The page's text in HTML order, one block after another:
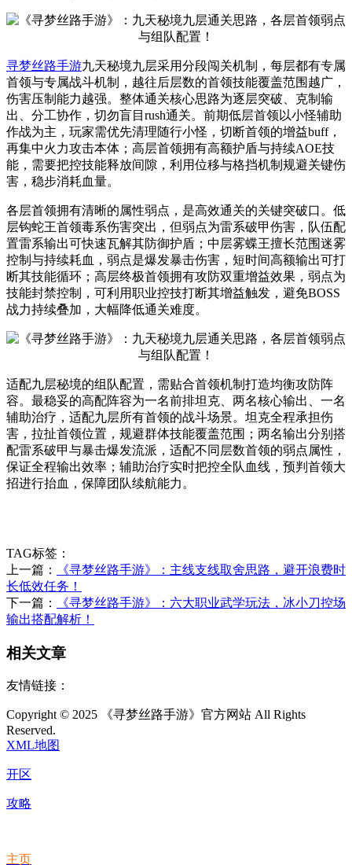
寻梦丝路手游九天秘境九层采用分段闯关机制，每层都有专属
首领与专属战斗机制，越往后层数的首领技能覆盖范围越广，
伤害压制能力越强。整体通关核心思路为逐层突破、克制输
出、分工协作，切勿盲目rush通关。前期低层首领以小怪辅助
作战为主，玩家需优先清理随行小怪，切断首领的增益buff，
再集中火力攻击本体；高层首领拥有高额护盾与持续AOE技
能，需要把控技能释放间隙，利用位移与格挡机制规避关键伤
害，稳步消耗血量。
各层首领拥有清晰的属性弱点，是高效通关的关键突破口。低
层钩蛇王首领毒系伤害突出，但弱点为雷系破甲伤害，队伍配
置雷系输出可快速瓦解其防御护盾；中层雾蝶王擅长范围迷雾
控制与持续耗血，弱点是爆发暴击伤害，短时间高额输出可打
断其技能循环；高层终极首领拥有攻防双重增益效果，弱点为
技能封禁控制，可利用职业控技打断其增益触发，避免BOSS
战力持续叠加，大幅降低通关难度。
适配九层秘境的组队配置，需贴合首领机制打造均衡攻防阵
容。最稳妥的高配阵容为一名前排坦克、两名核心输出、一名
辅助治疗，适配九层所有首领的战斗场景。坦克全程承担伤
害，拉扯首领位置，规避群体技能覆盖范围；两名输出分别搭
配雷系破甲与暴击爆发流派，适配不同层数首领的弱点属性，
保证全程输出效率；辅助治疗实时把控全队血线，预判首领大
招进行抬血，保障团队续航能力。
TAG标签：
上一篇：
《寻梦丝路手游》：主线支线取舍思路，避开浪费时
长低效任务！
下一篇：
《寻梦丝路手游》：六大职业武学玩法，冰小刀控场
输出搭配解析！
相关文章
友情链接：
Copyright © 2025 《寻梦丝路手游》官方网站 All Rights
Reserved.
XML地图
开区
攻略
主页